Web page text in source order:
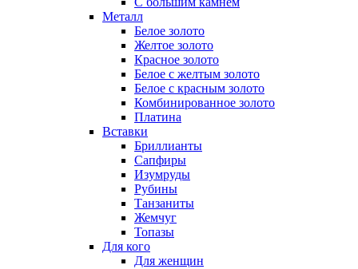
Металл
Белое золото
Желтое золото
Красное золото
Белое с желтым золото
Белое с красным золото
Комбинированное золото
Платина
Вставки
Бриллианты
Сапфиры
Изумруды
Рубины
Танзаниты
Жемчуг
Топазы
Для кого
Для женщин